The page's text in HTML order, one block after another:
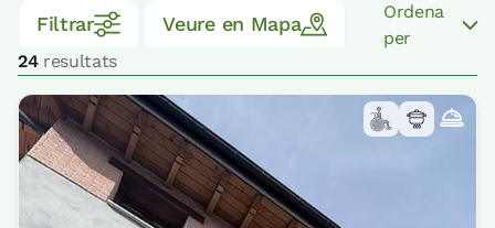
Filtrar Veure en Mapa
24resultats
Ordena
per